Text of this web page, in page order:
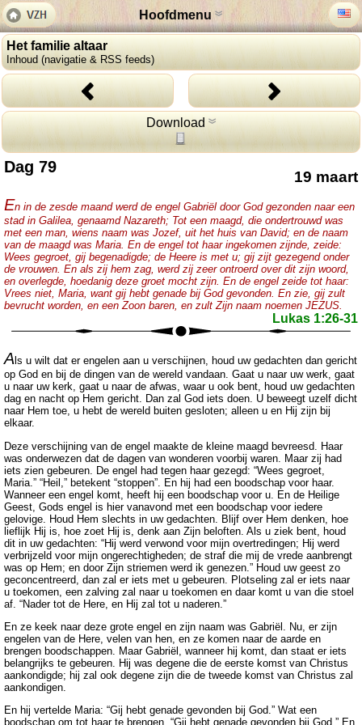
Hoofdmenu
Het familie altaar
Inhoud (navigatie & RSS feeds)
Download
19 maart
Dag 79
En in de zesde maand werd de engel Gabriël door God gezonden naar een
stad in Galilea, genaamd Nazareth; Tot een maagd, die ondertrouwd was
met een man, wiens naam was Jozef, uit het huis van David; en de naam
van de maagd was Maria. En de engel tot haar ingekomen zijnde, zeide:
Wees gegroet, gij begenadigde; de Heere is met u; gij zijt gezegend onder
de vrouwen. En als zij hem zag, werd zij zeer ontroerd over dit zijn woord,
en overlegde, hoedanig deze groet mocht zijn. En de engel zeide tot haar:
Vrees niet, Maria, want gij hebt genade bij God gevonden. En zie, gij zult
bevrucht worden, en een Zoon baren, en zult Zijn naam noemen JEZUS.
Lukas 1:26-31
A ls u wilt dat er engelen aan u verschijnen, houd uw gedachten dan gericht
op God en bij de dingen van de wereld vandaan. Gaat u naar uw werk, gaat
u naar uw kerk, gaat u naar de afwas, waar u ook bent, houd uw gedachten
dag en nacht op Hem gericht. Dan zal God iets doen. U beweegt uzelf dicht
naar Hem toe, u hebt de wereld buiten gesloten; alleen u en Hij zijn bij
elkaar.
Deze verschijning van de engel maakte de kleine maagd bevreesd. Haar
was onderwezen dat de dagen van wonderen voorbij waren. Maar zij had
iets zien gebeuren. De engel had tegen haar gezegd: “Wees gegroet,
Maria.” “Heil,” betekent “stoppen”. En hij had een boodschap voor haar.
Wanneer een engel komt, heeft hij een boodschap voor u. En de Heilige
Geest, Gods engel is hier vanavond met een boodschap voor iedere
gelovige. Houd Hem slechts in uw gedachten. Blijf over Hem denken, hoe
lieflijk Hij is, hoe zoet Hij is, denk aan Zijn beloften. Als u ziek bent, houd
dit in uw gedachten: “Hij werd verwond voor mijn overtredingen; Hij werd
verbrijzeld voor mijn ongerechtigheden; de straf die mij de vrede aanbrengt
was op Hem; en door Zijn striemen werd ik genezen.” Houd uw geest zo
geconcentreerd, dan zal er iets met u gebeuren. Plotseling zal er iets naar
u toekomen, een zalving zal naar u toekomen en daar komt u van die stoel
af. “Nader tot de Here, en Hij zal tot u naderen.”
En ze keek naar deze grote engel en zijn naam was Gabriël. Nu, er zijn
engelen van de Here, velen van hen, en ze komen naar de aarde en
brengen boodschappen. Maar Gabriël, wanneer hij komt, dan staat er iets
belangrijks te gebeuren. Hij was degene die de eerste komst van Christus
aankondigde; hij zal ook degene zijn die de tweede komst van Christus zal
aankondigen.
En hij vertelde Maria: “Gij hebt genade gevonden bij God.” Wat een
boodschap om tot haar te brengen. “Gij hebt genade gevonden bij God.” En